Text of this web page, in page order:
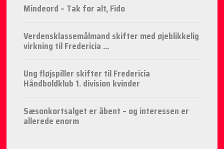
Mindeord – Tak for alt, Fido
Verdensklassemålmand skifter med øjeblikkelig
virkning til Fredericia ...
Ung fløjspiller skifter til Fredericia
Håndboldklub 1. division kvinder
Sæsonkortsalget er åbent – og interessen er
allerede enorm